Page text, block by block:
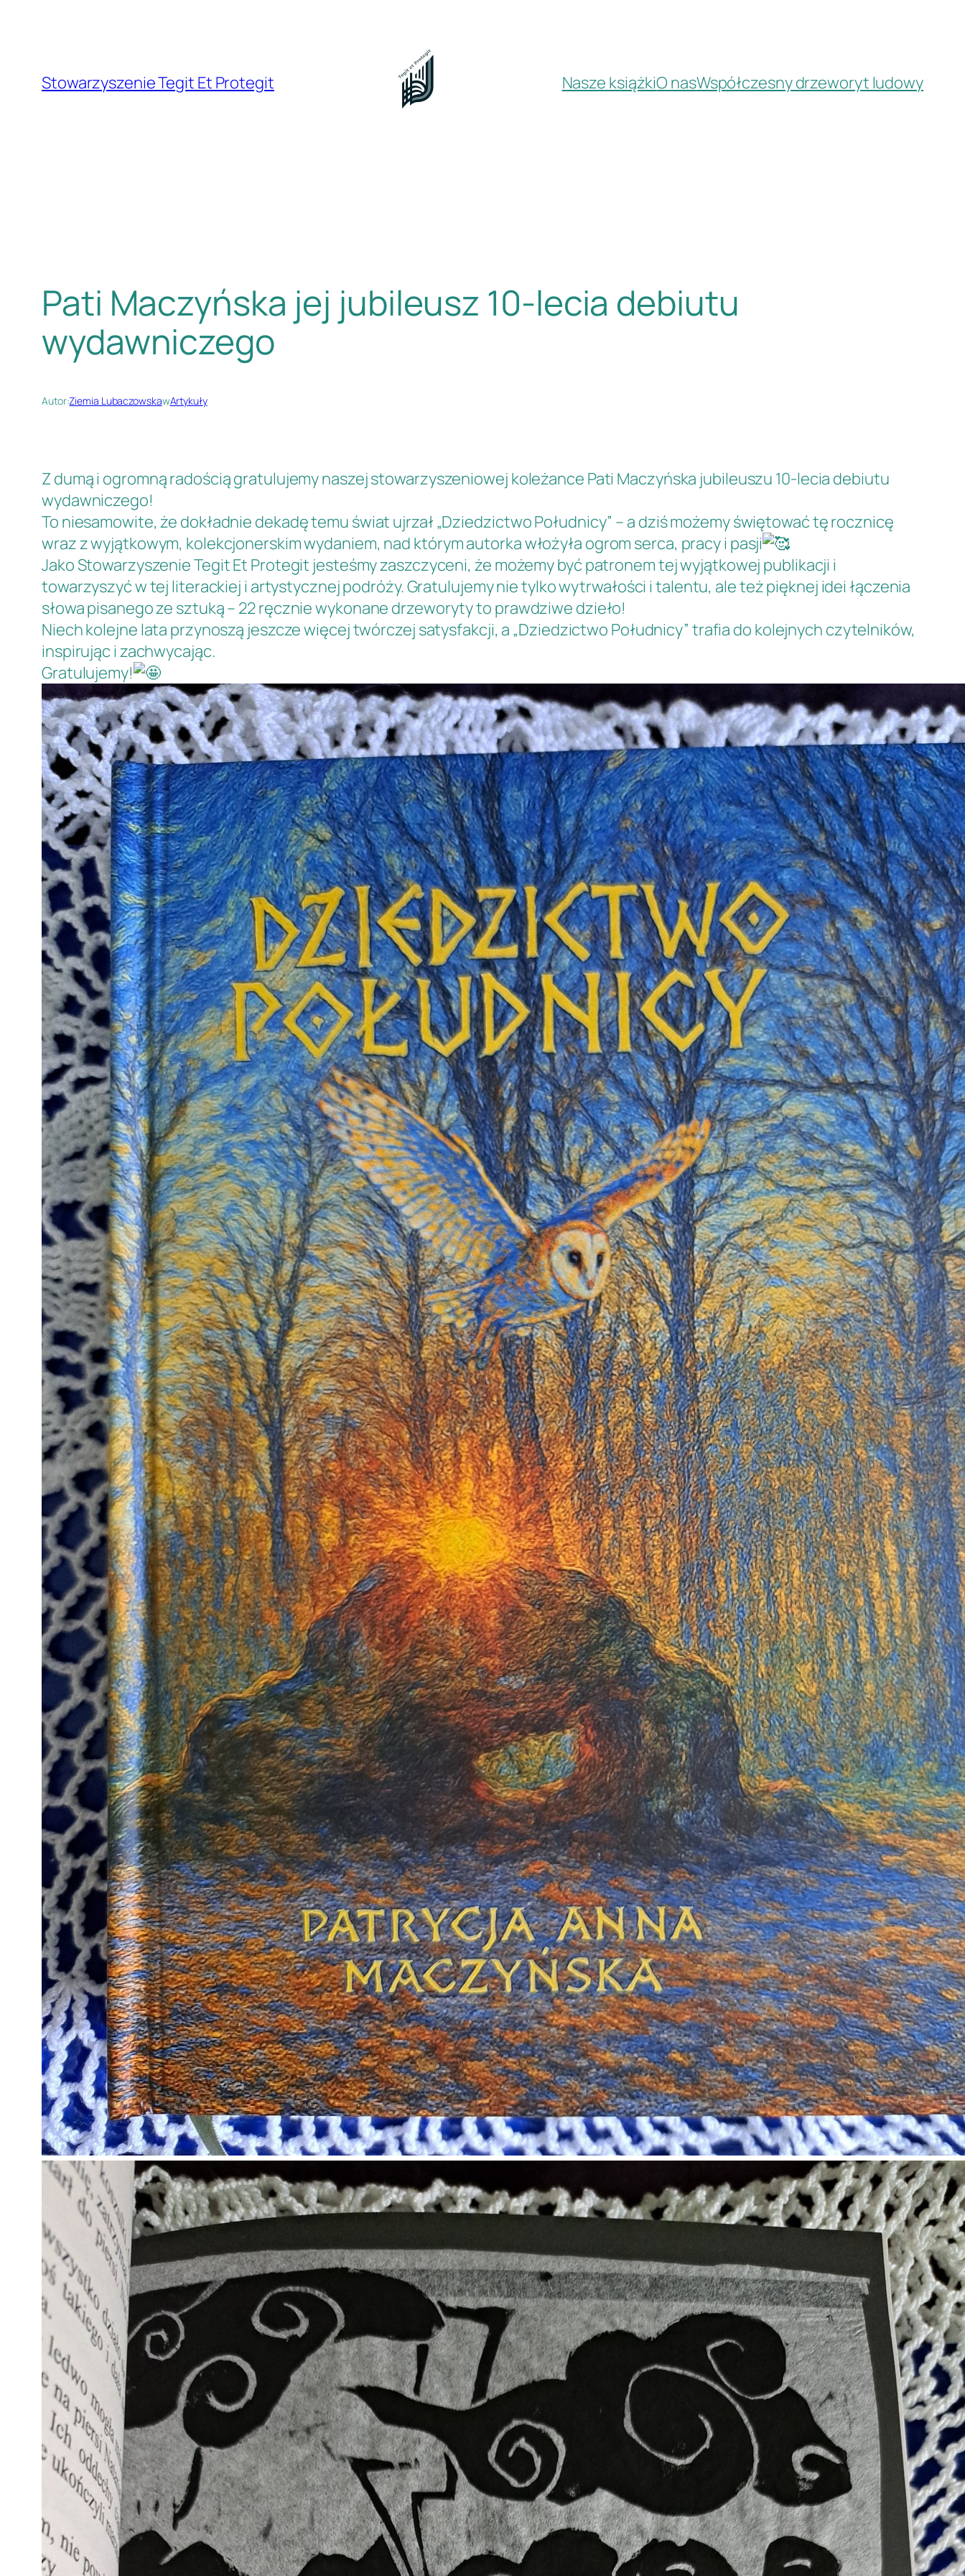
Stowarzyszenie Tegit Et Protegit
Nasze książkiO nasWspółczesny drzeworyt ludowy
Pati Maczyńska jej jubileusz 10-lecia debiutu
wydawniczego
Autor:Ziemia LubaczowskawArtykuły
Z dumą i ogromną radością gratulujemy naszej stowarzyszeniowej koleżance Pati Maczyńska jubileuszu 10-lecia debiutu
wydawniczego!
To niesamowite, że dokładnie dekadę temu świat ujrzał „Dziedzictwo Południcy” – a dziś możemy świętować tę rocznicę
wraz z wyjątkowym, kolekcjonerskim wydaniem, nad którym autorka włożyła ogrom serca, pracy i pasji
Jako Stowarzyszenie Tegit Et Protegit jesteśmy zaszczyceni, że możemy być patronem tej wyjątkowej publikacji i
towarzyszyć w tej literackiej i artystycznej podróży. Gratulujemy nie tylko wytrwałości i talentu, ale też pięknej idei łączenia
słowa pisanego ze sztuką – 22 ręcznie wykonane drzeworyty to prawdziwe dzieło!
Niech kolejne lata przynoszą jeszcze więcej twórczej satysfakcji, a „Dziedzictwo Południcy” trafia do kolejnych czytelników,
inspirując i zachwycając.
Gratulujemy!